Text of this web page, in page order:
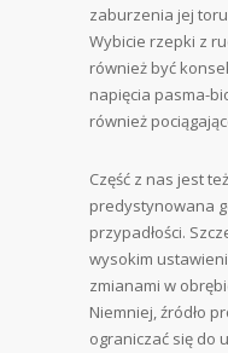
zaburzenia jej
Wybicie rzepki z
również być
napięcia pasma-
również
Część z nas jest
predystynowana
przypadłości.
wysokim
zmianami w
Niemniej, źródło
ograniczać się do